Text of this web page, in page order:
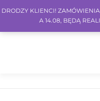
DRODZY KLIENCI!
A 14.08, BĘDĄ